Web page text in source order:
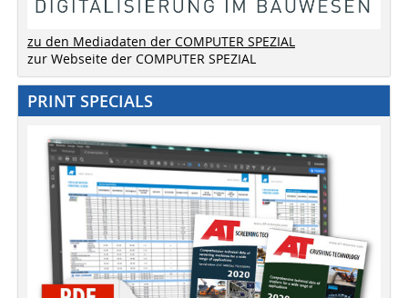
zu den Mediadaten der COMPUTER SPEZIAL
zur Webseite der COMPUTER SPEZIAL
PRINT SPECIALS